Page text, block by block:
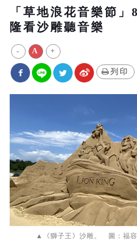
「草地浪花音樂節
隆看沙雕聽音樂
- A +
列印
▲《獅子王》沙雕。 圖：福